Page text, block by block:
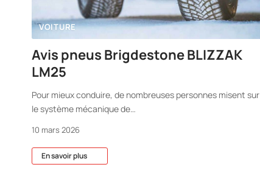
VOITURE
Avis pneus Brigdestone BLIZZAK
LM25
Pour mieux conduire, de nombreuses personnes misent sur
le système mécanique de…
10 mars 2026
En savoir plus